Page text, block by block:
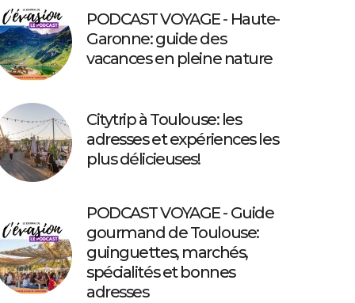
PODCAST VOYAGE - Haute-
Garonne: guide des
vacances en pleine nature
Citytrip à Toulouse: les
adresses et expériences les
plus délicieuses!
PODCAST VOYAGE - Guide
gourmand de Toulouse:
guinguettes, marchés,
spécialités et bonnes
adresses